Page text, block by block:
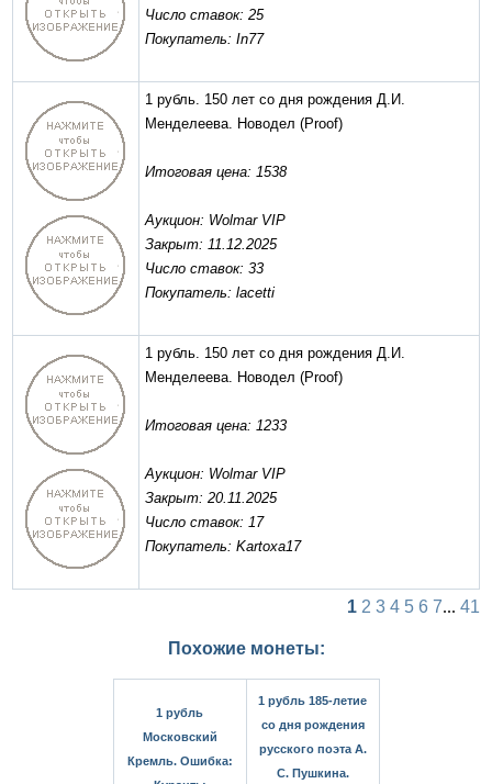
Число ставок: 25
Покупатель: In77
1 рубль. 150 лет со дня рождения Д.И.
Менделеева. Новодел (Proof)
Итоговая цена: 1538
Аукцион: Wolmar VIP
Закрыт: 11.12.2025
Число ставок: 33
Покупатель: lacetti
1 рубль. 150 лет со дня рождения Д.И.
Менделеева. Новодел (Proof)
Итоговая цена: 1233
Аукцион: Wolmar VIP
Закрыт: 20.11.2025
Число ставок: 17
Покупатель: Kartoxa17
1 2 3 4 5 6 7... 41
Похожие монеты:
1 рубль
Московский
Кремль. Ошибка:
1 рубль 185-летие
со дня рождения
русского поэта А.
С. Пушкина.